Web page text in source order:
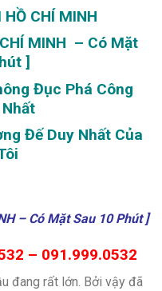
CHÍ MINH
MINH – Có Mặt
]
Đục Phá Công
Đế Duy Nhất Của
– Có Mặt Sau 10 Phút ]
– 091.999.0532
đang rất lớn. Bởi vậy đã